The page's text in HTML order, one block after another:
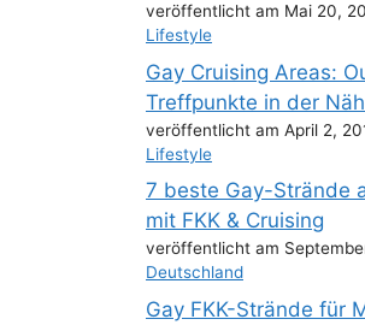
veröffentlicht am Mai 20,
Lifestyle
Gay Cruising Areas:
Treffpunkte in der
veröffentlicht am April 2,
Lifestyle
7 beste Gay-Strände
mit FKK & Cruising
veröffentlicht am
Deutschland
Gay FKK-Strände für